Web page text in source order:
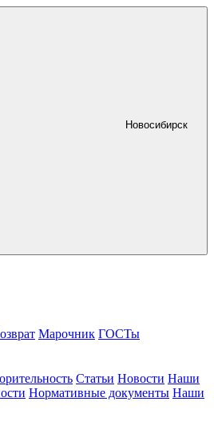
Новосибирск
Марочник ГОСТы
Статьи Новости Наши
Нормативные документы Наши